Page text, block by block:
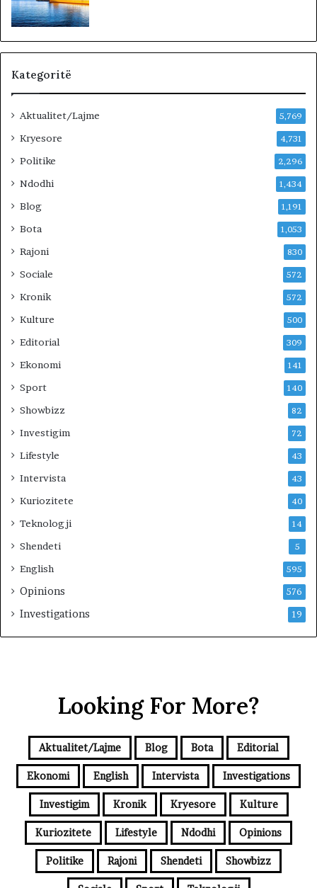
Kategoritë
Aktualitet/Lajme 5,769
Kryesore 4,731
Politike 2,296
Ndodhi 1,434
Blog 1,191
Bota 1,053
Rajoni 830
Sociale 572
Kronik 572
Kulture 500
Editorial 309
Ekonomi 141
Sport 140
Showbizz 82
Investigim 72
Lifestyle 43
Intervista 43
Kuriozitete 40
Teknologji 14
Shendeti 5
English 595
Opinions 576
Investigations 19
Looking For More?
Aktualitet/Lajme Blog Bota Editorial
Ekonomi English Intervista Investigations
Investigim Kronik Kryesore Kulture
Kuriozitete Lifestyle Ndodhi Opinions
Politike Rajoni Shendeti Showbizz